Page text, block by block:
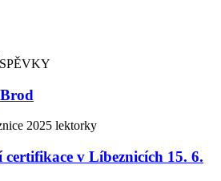
v Líbeznicích 15. 6.